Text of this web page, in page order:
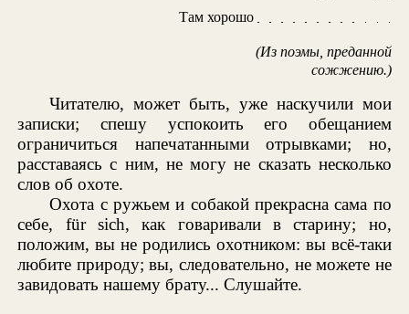
Там хорошо
(Из поэмы, преданной
сожжению.)
Читателю, может быть, уже наскучили мои
записки; спешу успокоить его обещанием
ограничиться напечатанными отрывками; но,
расставаясь с ним, не могу не сказать несколько
слов об охоте.
Охота с ружьем и собакой прекрасна сама по
себе, für sich, как говаривали в старину; но,
положим, вы не родились охотником: вы всё-таки
любите природу; вы, следовательно, не можете не
завидовать нашему брату... Слушайте.